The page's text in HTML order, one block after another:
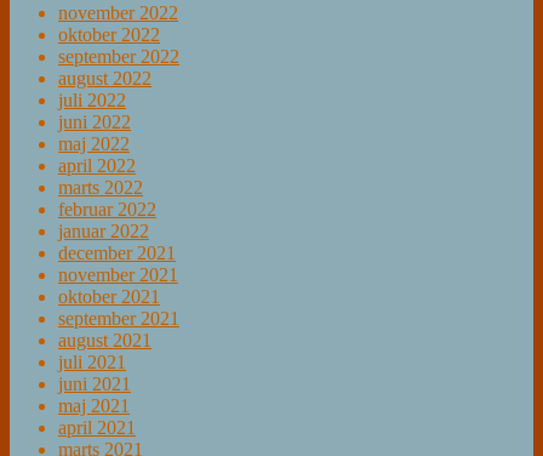
november 2022
oktober 2022
september 2022
august 2022
juli 2022
juni 2022
maj 2022
april 2022
marts 2022
februar 2022
januar 2022
december 2021
november 2021
oktober 2021
september 2021
august 2021
juli 2021
juni 2021
maj 2021
april 2021
marts 2021